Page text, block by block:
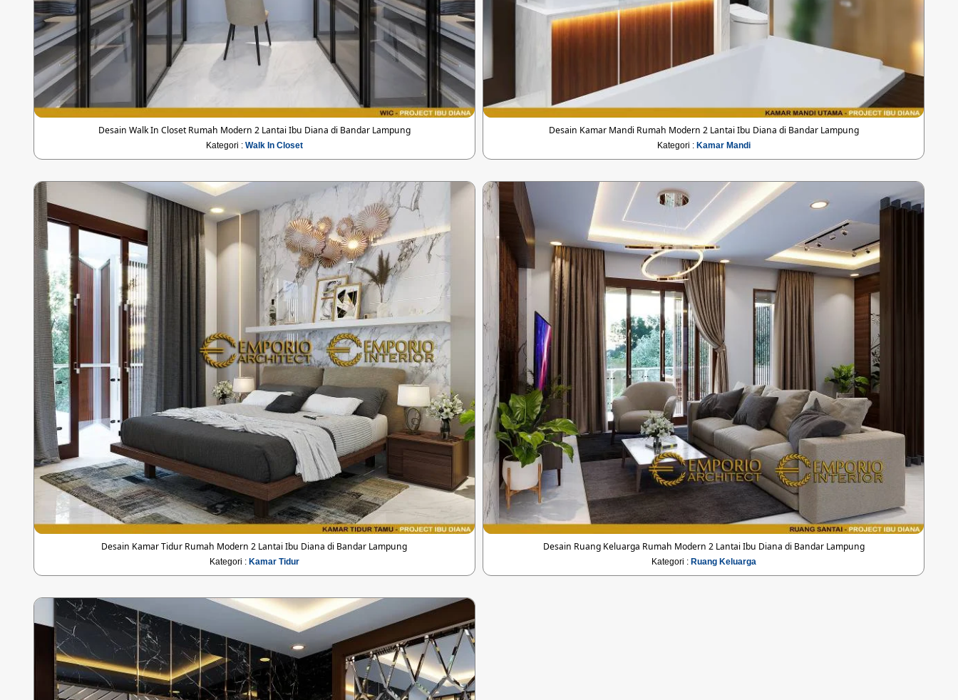
Desain Walk In Closet Rumah Modern 2 Lantai Ibu Diana di Bandar Lampung
Kategori : Walk In Closet
Desain Kamar Mandi Rumah Modern 2 Lantai Ibu Diana di Bandar Lampung
Kategori : Kamar Mandi
Desain Kamar Tidur Rumah Modern 2 Lantai Ibu Diana di Bandar Lampung
Kategori : Kamar Tidur
Desain Ruang Keluarga Rumah Modern 2 Lantai Ibu Diana di Bandar Lampung
Kategori : Ruang Keluarga